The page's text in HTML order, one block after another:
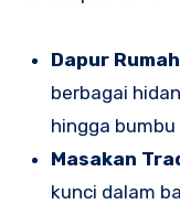
Dapur
berbagai
hingga
Masakan
kunci dalam